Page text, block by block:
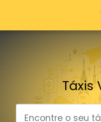
Táxis